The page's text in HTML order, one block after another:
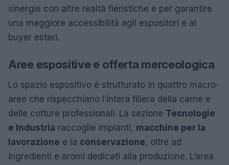
sinergie con altre realtà fieristiche e per garantire
una maggiore accessibilità agli espositori e ai
buyer esteri.
Aree espositive e offerta merceologica
Lo spazio espositivo è strutturato in quattro macro-
aree che rispecchiano l’intera filiera della carne e
delle cotture professionali. La sezione Tecnologie
e Industria raccoglie impianti, macchine per la
lavorazione e la conservazione, oltre ad
ingredienti e aromi dedicati alla produzione. L’area